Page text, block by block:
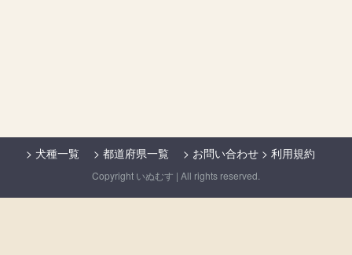
> 犬種一覧 > 都道府県一覧 > お問い合わせ > 利用規約
Copyright いぬむす | All rights reserved.